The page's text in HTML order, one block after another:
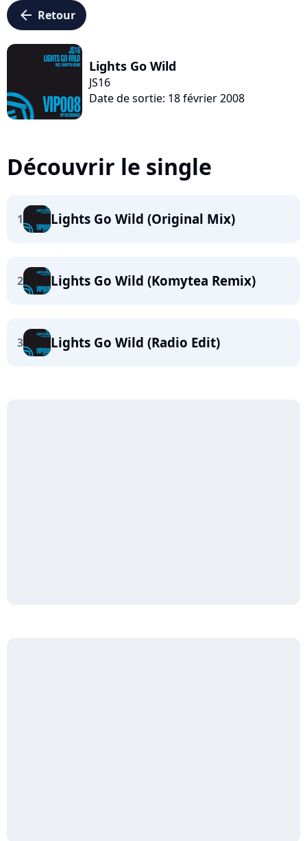
arrow_left Retour
Lights Go Wild
JS16
Date de sortie: 18 février 2008
Découvrir le single
1 Lights Go Wild (Original Mix)
2 Lights Go Wild (Komytea Remix)
3 Lights Go Wild (Radio Edit)